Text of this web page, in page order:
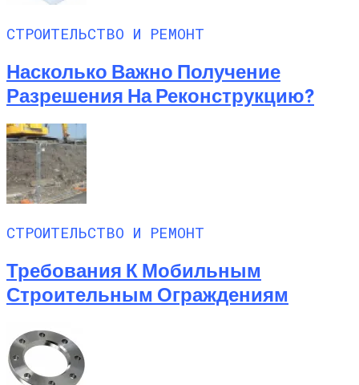
СТРОИТЕЛЬСТВО И РЕМОНТ
Насколько Важно Получение
Разрешения На Реконструкцию?
СТРОИТЕЛЬСТВО И РЕМОНТ
Требования К Мобильным
Строительным Ограждениям